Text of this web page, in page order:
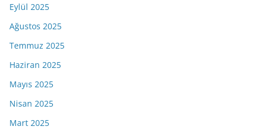
Eylül 2025
Ağustos 2025
Temmuz 2025
Haziran 2025
Mayıs 2025
Nisan 2025
Mart 2025